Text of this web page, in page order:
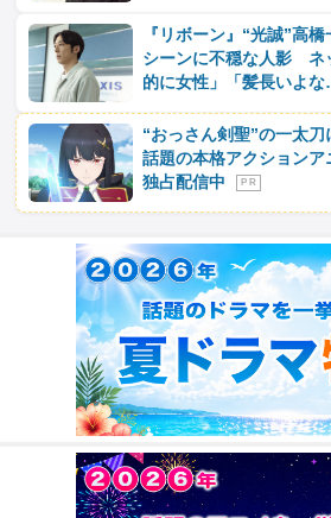
『リボーン』“光誠”高
シーンに不穏な人影 ネ
的に女性」「髪長いよな
“おっさん剣聖”の一太
話題の本格アクション
独占配信中
P R